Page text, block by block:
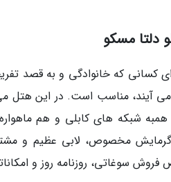
دلتا مسکو
4 ستاره هم برای کسانی که خانوادگی
آیند، مناسب است. در این هتل
شبکه های کابلی و هم
مخصوص، لابی عظیم و
سوغاتی، روزنامه روز و